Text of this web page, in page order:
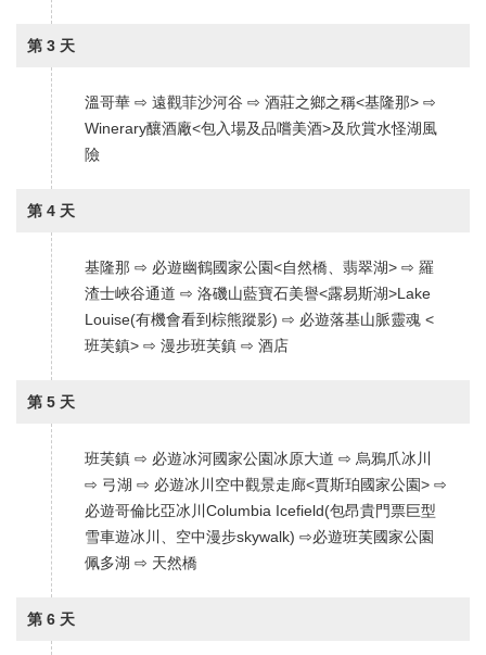
第 3 天
溫哥華 ⇨ 遠觀菲沙河谷 ⇨ 酒莊之鄉之稱<基隆那> ⇨
Winerary釀酒廠<包入場及品嚐美酒>及欣賞水怪湖風
險
第 4 天
基隆那 ⇨ 必遊幽鶴國家公園<自然橋、翡翠湖> ⇨ 羅
渣士峽谷通道 ⇨ 洛磯山藍寶石美譽<露易斯湖>Lake
Louise(有機會看到棕熊蹤影) ⇨ 必遊落基山脈靈魂 <
班芙鎮> ⇨ 漫步班芙鎮 ⇨ 酒店
第 5 天
班芙鎮 ⇨ 必遊冰河國家公園冰原大道 ⇨ 烏鴉爪冰川
⇨ 弓湖 ⇨ 必遊冰川空中觀景走廊<賈斯珀國家公園> ⇨
必遊哥倫比亞冰川Columbia Icefield(包昂貴門票巨型
雪車遊冰川、空中漫步skywalk) ⇨必遊班芙國家公園
佩多湖 ⇨ 天然橋
第 6 天